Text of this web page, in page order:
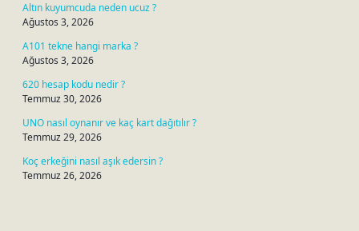
Altın kuyumcuda neden ucuz ?
Ağustos 3, 2026
A101 tekne hangi marka ?
Ağustos 3, 2026
620 hesap kodu nedir ?
Temmuz 30, 2026
UNO nasıl oynanır ve kaç kart dağıtılır ?
Temmuz 29, 2026
Koç erkeğini nasıl aşık edersin ?
Temmuz 26, 2026